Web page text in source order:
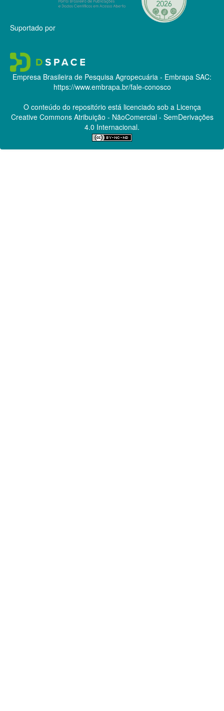
Suportado por
Empresa Brasileira de Pesquisa Agropecuária - Embrapa SAC:
https://www.embrapa.br/fale-conosco
O conteúdo do repositório está licenciado sob a Licença
Creative CommonsAtribuição - NãoComercial - SemDerivações
4.0 Internacional.